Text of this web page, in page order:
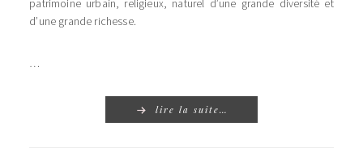
patrimoine urbain, religieux, naturel d’une grande diversité et
d’une grande richesse.
…
lire la suite…